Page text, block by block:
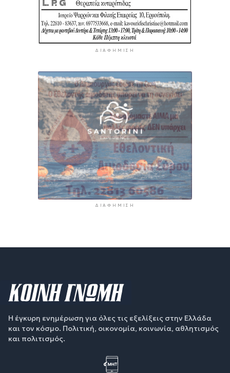
ΔΙΑΦΉΜΙΣΗ
ΔΙΑΦΉΜΙΣΗ
Η έγκυρη ενημέρωση για όλες τις εξελίξεις στην Ελλάδα
και τον κόσμο. Πολιτική, οικονομία, κοινωνία, αθλητισμός
και πολιτισμός.